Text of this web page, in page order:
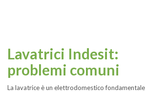
Lavatrici Indesit:
problemi comuni
La lavatrice è un elettrodomestico